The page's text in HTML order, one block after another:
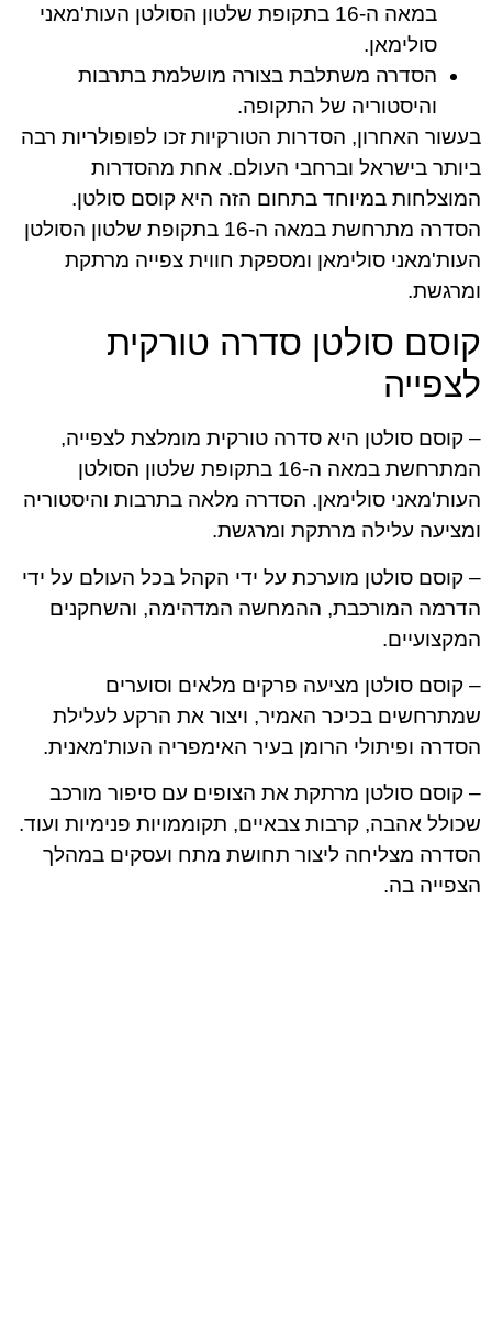
במאה ה-16 בתקופת שלטון הסולטן העות'מאני
סולימאן.
הסדרה משתלבת בצורה מושלמת בתרבות
והיסטוריה של התקופה.
בעשור האחרון, הסדרות הטורקיות זכו לפופולריות רבה
ביותר בישראל וברחבי העולם. אחת מהסדרות
המוצלחות במיוחד בתחום הזה היא קוסם סולטן.
הסדרה מתרחשת במאה ה-16 בתקופת שלטון הסולטן
העות'מאני סולימאן ומספקת חווית צפייה מרתקת
ומרגשת.
קוסם סולטן סדרה טורקית
לצפייה
– קוסם סולטן היא סדרה טורקית מומלצת לצפייה,
המתרחשת במאה ה-16 בתקופת שלטון הסולטן
העות'מאני סולימאן. הסדרה מלאה בתרבות והיסטוריה
ומציעה עלילה מרתקת ומרגשת.
– קוסם סולטן מוערכת על ידי הקהל בכל העולם על ידי
הדרמה המורכבת, ההמחשה המדהימה, והשחקנים
המקצועיים.
– קוסם סולטן מציעה פרקים מלאים וסוערים
שמתרחשים בכיכר האמיר, ויצור את הרקע לעלילת
הסדרה ופיתולי הרומן בעיר האימפריה העות'מאנית.
– קוסם סולטן מרתקת את הצופים עם סיפור מורכב
שכולל אהבה, קרבות צבאיים, תקוממויות פנימיות ועוד.
הסדרה מצליחה ליצור תחושת מתח ועסקים במהלך
הצפייה בה.